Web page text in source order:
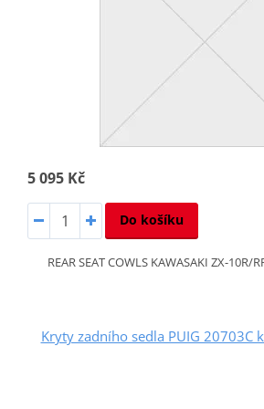
5 095 Kč
Do košíku
REAR SEAT COWLS KAWASAKI ZX-10R/
Kryty zadního sedla PUIG 20703C